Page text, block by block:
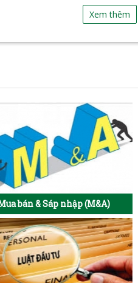
Xem thêm
bán & Sáp nhập (M&A)